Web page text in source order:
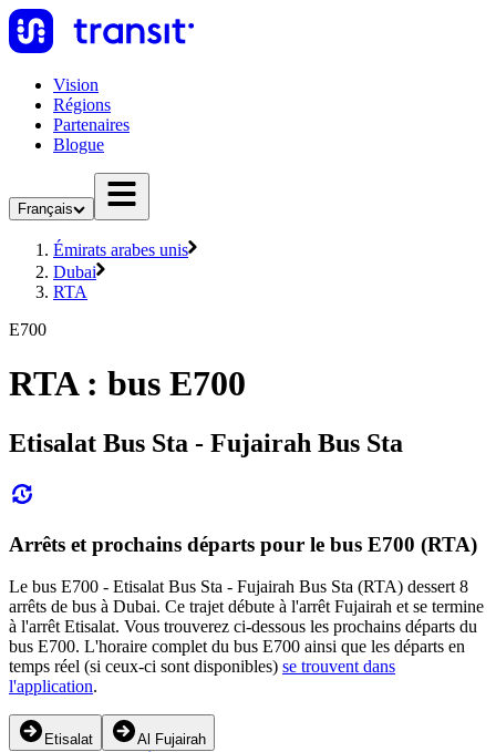
Vision
Régions
Partenaires
Blogue
Français
Émirats arabes unis
Dubai
RTA
E700
RTA : bus E700
Etisalat Bus Sta - Fujairah Bus Sta
Arrêts et prochains départs pour le bus E700 (RTA)
Le bus E700 - Etisalat Bus Sta - Fujairah Bus Sta (RTA) dessert 8
arrêts de bus à Dubai. Ce trajet débute à l'arrêt Fujairah et se termine
à l'arrêt Etisalat. Vous trouverez ci-dessous les prochains départs du
bus E700. L'horaire complet du bus E700 ainsi que les départs en
temps réel (si ceux-ci sont disponibles) se trouvent dans
l'application.
Etisalat Al Fujairah